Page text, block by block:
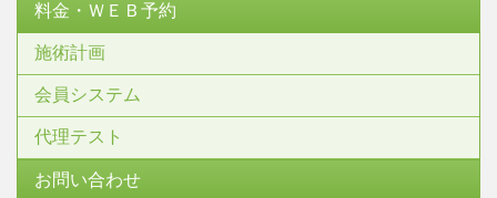
料金・ＷＥＢ予約
施術計画
会員システム
代理テスト
お問い合わせ